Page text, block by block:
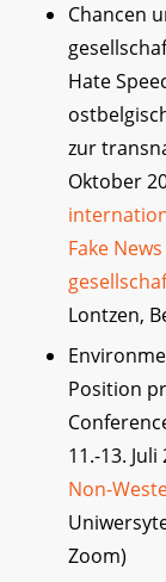
Chancen
Hate
zur
Oktober
Fake
Lontzen,
Position
11.-13. Juli
Non-
Zoom)